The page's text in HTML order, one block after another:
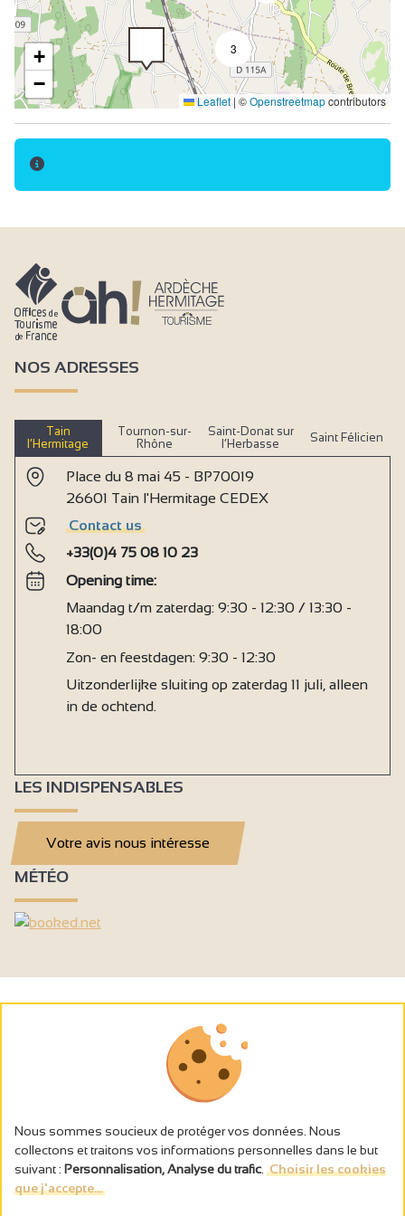
Bedden gemaakt bij aankomst
Reserveren verplicht
Niet roken
Open keuken
Living / eetkamer
Gezinskamer
Bank
Bed 140 cm
Bed 160 cm
Dekbed
Inclusief lakens en handdoeken
Kinderstoel
Stofzuiger
Diepvries
Oven
Afzuigkap
Privé wasmachine
Afwasmachine
Koelkast
Haardroger
Privé wasdroger
Handdoekdroogrek
Ketel
Koffiezetapparaat
gratis prive gebruik internet
Wifi Internet
3
+
−
Leaflet | ©Openstreetmapcontributors
NOS ADRESSES
Tain
l’Hermitage
Tournon-sur-
Rhône
Saint-Donat sur
l’Herbasse
Saint Félicien
Place du 8 mai 45 - BP70019
26601 Tain l'Hermitage CEDEX
Contact us
+33(0)4 75 08 10 23
Opening time:
Maandag t/m zaterdag: 9:30 - 12:30 / 13:30 -
18:00
Zon- en feestdagen: 9:30 - 12:30
Uitzonderlijke sluiting op zaterdag 11 juli, alleen
in de ochtend.
LES INDISPENSABLES
Votre avis nous intéresse
MÉTÉO
L’abus d’alcool est dangereux pour la santé, à consommer avec
Nous sommes soucieux de protéger vos données. Nous
collectons et traitons vos informations personnelles dans le but
suivant : Personnalisation, Analyse du trafic Choisir les cookies
que j'accepte...